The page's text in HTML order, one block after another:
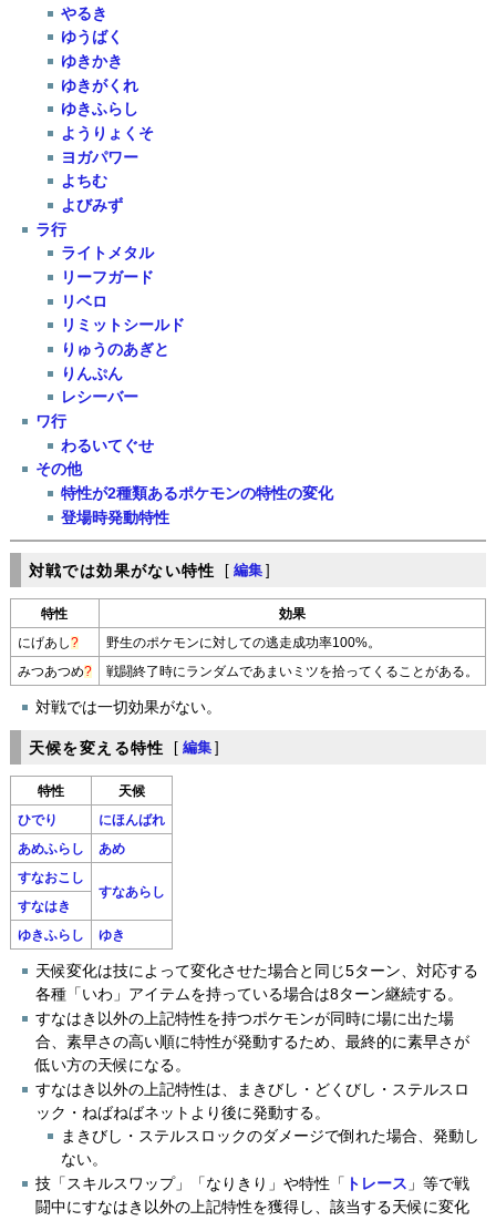
やるき
ゆうばく
ゆきかき
ゆきがくれ
ゆきふらし
ようりょくそ
ヨガパワー
よちむ
よびみず
ラ行
ライトメタル
リーフガード
リベロ
リミットシールド
りゅうのあぎと
りんぷん
レシーバー
ワ行
わるいてぐせ
その他
特性が2種類あるポケモンの特性の変化
登場時発動特性
対戦では効果がない特性 [ 編集 ]
特性 効果
にげあし? 野生のポケモンに対しての逃走成功率100%。
みつあつめ? 戦闘終了時にランダムであまいミツを拾ってくることがある。
対戦では一切効果がない。
天候を変える特性 [ 編集 ]
特性 天候
ひでり にほんばれ
あめふらし あめ
すなおこし
すなあらし
すなはき
ゆきふらし ゆき
天候変化は技によって変化させた場合と同じ5ターン、対応する
各種「いわ」アイテムを持っている場合は8ターン継続する。
すなはき以外の上記特性を持つポケモンが同時に場に出た場
合、素早さの高い順に特性が発動するため、最終的に素早さが
低い方の天候になる。
すなはき以外の上記特性は、まきびし・どくびし・ステルスロ
ック・ねばねばネットより後に発動する。
まきびし・ステルスロックのダメージで倒れた場合、発動し
ない。
技「スキルスワップ」「なりきり」や特性「
トレース 」等で戦
闘中にすなはき以外の上記特性を獲得し、該当する天候に変化